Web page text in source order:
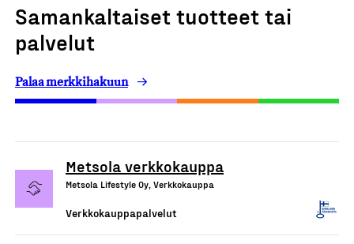
Samankaltaiset tuotteet tai
palvelut
Palaa merkkihakuun
Metsola verkkokauppa
Metsola Lifestyle Oy, Verkkokauppa
Verkkokauppapalvelut